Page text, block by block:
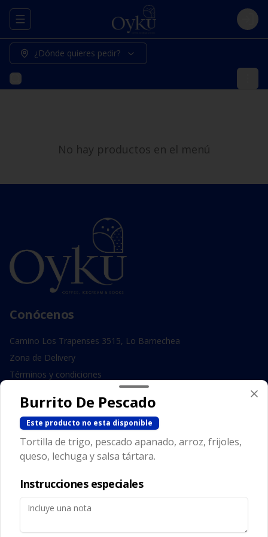
Abrir menu de navegación Login
¿Dónde quieres pedir?
No hay productos en el menú
Conócenos
Camino Los Trapenses 3515, Lo Barnechea
Zona de Delivery
Términos y condiciones
Redes sociales
Instagram
Facebook
Mi cuenta
Burrito De Pescado
Este producto no esta disponible
Tortilla de trigo, pescado apanado, arroz, frijoles,
queso, lechuga y salsa tártara.
Instrucciones especiales